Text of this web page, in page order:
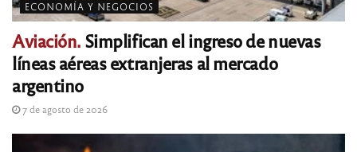
ECONOMÍA Y NEGOCIOS
Aviación. Simplifican el ingreso de nuevas
líneas aéreas extranjeras al mercado
argentino
7 de agosto de 2026